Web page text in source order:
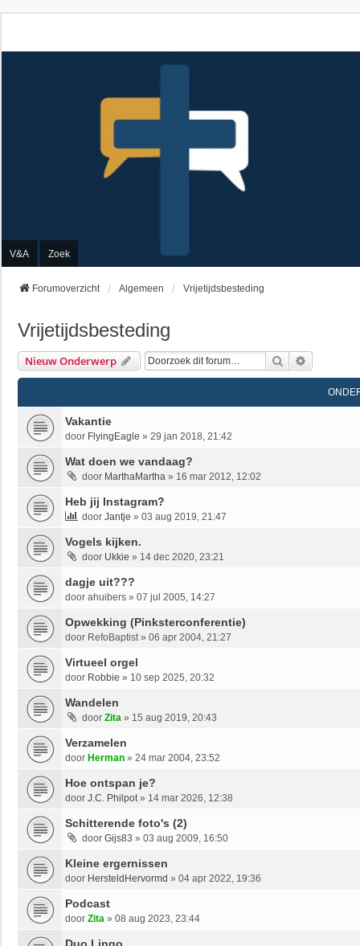
V&A Zoek
Forumoverzicht Algemeen Vrijetijdsbesteding
Vrijetijdsbesteding
Nieuw Onderwerp Zoek
Vakantie
door FlyingEagle » 29 jan 2018, 21:42
Wat doen we vandaag?
door MarthaMartha » 16 mar 2012, 12:02
Heb jij Instagram?
door Jantje » 03 aug 2019, 21:47
Vogels kijken.
door Ukkie » 14 dec 2020, 23:21
dagje uit???
door ahuibers » 07 jul 2005, 14:27
Opwekking (Pinksterconferentie)
door RefoBaptist» 06 apr 2004, 21:27
Virtueel orgel
door Robbie » 10 sep 2025, 20:32
Wandelen
door Zita » 15 aug 2019, 20:43
Verzamelen
door Herman » 24 mar 2004, 23:52
Hoe ontspan je?
door J.C. Philpot» 14 mar 2026, 12:38
Schitterende foto's (2)
door Gijs83 » 03 aug 2009, 16:50
Kleine ergernissen
door HersteldHervormd » 04 apr 2022, 19:36
Podcast
door Zita » 08 aug 2023, 23:44